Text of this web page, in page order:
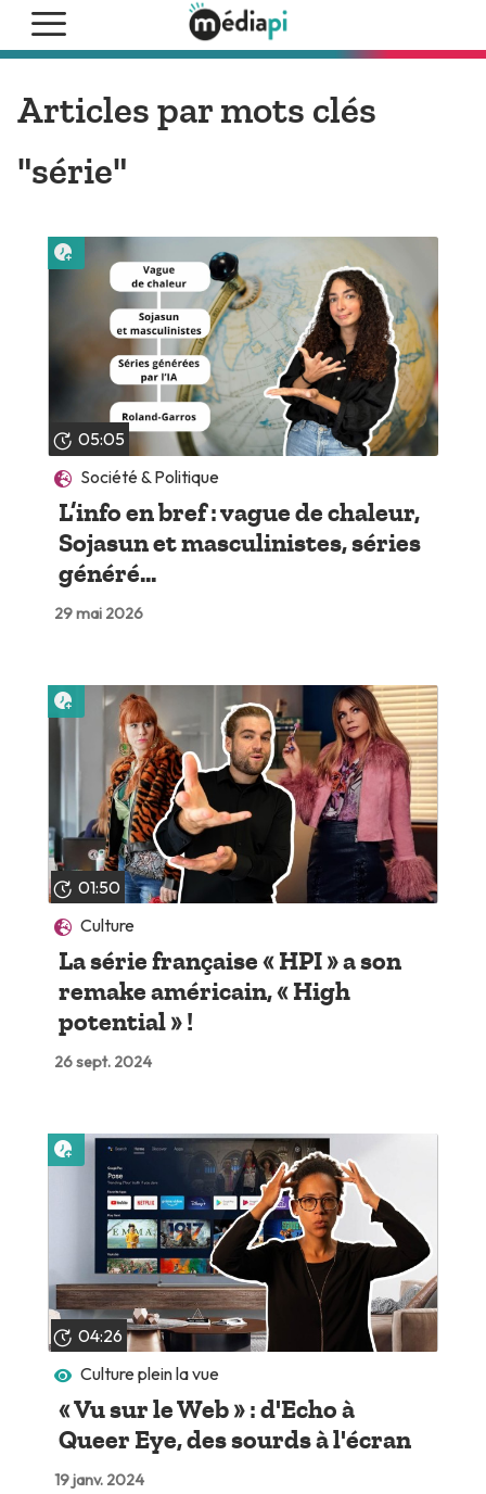
Articles par mots clés
"série"
05:05
Société & Politique
L’info en bref : vague de chaleur,
Sojasun et masculinistes, séries
généré...
29 mai 2026
Lire plus tard
01:50
Culture
La série française « HPI » a son
remake américain, « High
potential » !
26 sept. 2024
Lire plus tard
04:26
Culture plein la vue
« Vu sur le Web » : d'Echo à
Queer Eye, des sourds à l'écran
19 janv. 2024
Lire plus tard